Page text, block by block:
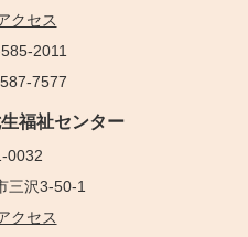
クセス
2011
7577
福祉センター
0032
三沢3-50-1
クセス